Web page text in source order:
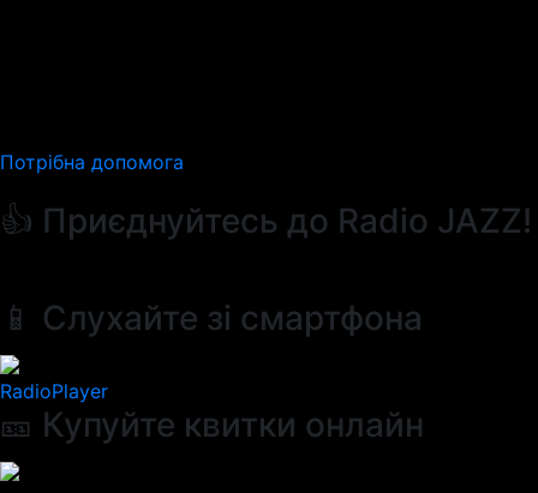
Потрібна допомога
👍 Приєднуйтесь до Radio JAZZ!
📱 Слухайте зі смартфона
RadioPlayer
🎫 Купуйте квитки онлайн